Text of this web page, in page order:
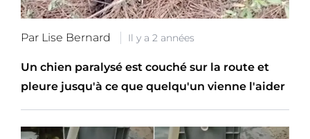
Par Lise Bernard Il y a 2 années
Un chien paralysé est couché sur la route et
pleure jusqu'à ce que quelqu'un vienne l'aider